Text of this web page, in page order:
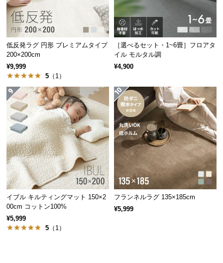
様
サ
ー
ト
お
せ
ブ
ロ
グ
企
業
情
低反発ラグ 円形 プレミアムタイプ
200×200cm
¥9,999
5 （1）
［選べるセット・1~6畳］フロアタ
イル モルタル調
¥4,900
イブル キルティングマット 150×2
00cm コットン100%
¥5,999
5 （1）
フランネルラグ 135×185cm
¥5,999